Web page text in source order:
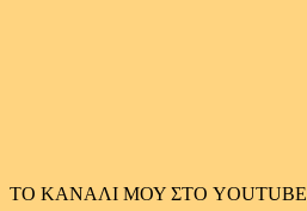
ΤΟ ΚΑΝΑΛΙ ΜΟΥ ΣΤΟ YOUTUBE